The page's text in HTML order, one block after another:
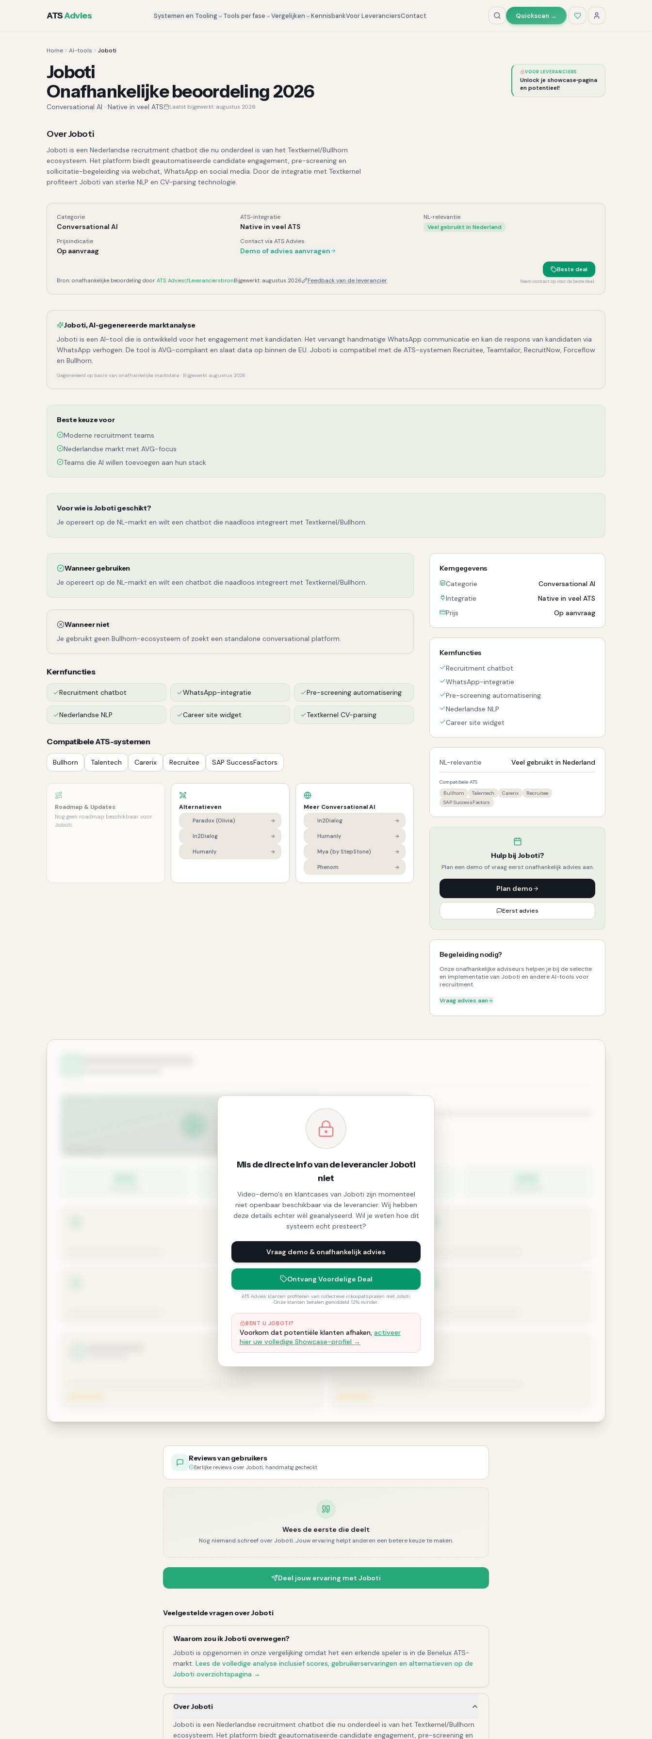
ATSAdvies Systemen en Tooling Tools per fase Vergelijken KennisbankVoor LeveranciersContact Quickscan →
Home AI-tools Joboti
Joboti
Onafhankelijke beoordeling 2026
Conversational AI · Native in veel ATS Laatst bijgewerkt: augustus 2026
VOOR LEVERANCIERS
Unlock je showcase‑pagina
en potentieel!
OverJoboti
Joboti is een Nederlandse recruitment chatbot die nu onderdeel is van het Textkernel/Bullhorn
ecosysteem. Het platform biedt geautomatiseerde candidate engagement, pre-screening en
sollicitatie-begeleiding via webchat, WhatsApp en social media. Door de integratie met Textkernel
profiteert Joboti van sterke NLP en CV-parsing technologie.
Joboti, Kerngegevens
Categorie
Conversational AI
ATS-integratie
Native in veel ATS
NL-relevantie
Veel gebruikt in Nederland
Prijsindicatie
Op aanvraag
Contact via ATS Advies
Demo of advies aanvragen
Bron: onafhankelijke beoordeling door ATS Advies LeveranciersbronBijgewerkt: augustus 2026 Feedback van de leverancier
Beste deal
Neem contact op voor de beste deal.
Joboti,AI-gegenereerde marktanalyse
Joboti is een AI-tool die is ontwikkeld voor het engagement met kandidaten. Het vervangt handmatige WhatsApp communicatie en kan de respons van kandidaten via
WhatsApp verhogen. De tool is AVG-compliant en slaat data op binnen de EU. Joboti is compatibel met de ATS-systemen Recruitee, Teamtailor, RecruitNow, Forceflow
en Bullhorn.
Gegenereerd op basis van onafhankelijke marktdata · Bijgewerkt augustus 2026
Beste keuze voor
Moderne recruitment teams
Nederlandse markt met AVG-focus
Teams die AI willen toevoegen aan hun stack
Voor wie isJobotigeschikt?
Je opereert op de NL-markt en wilt een chatbot die naadloos integreert met Textkernel/Bullhorn.
Wanneer gebruiken
Je opereert op de NL-markt en wilt een chatbot die naadloos integreert met Textkernel/Bullhorn.
Wanneer niet
Je gebruikt geen Bullhorn-ecosysteem of zoekt een standalone conversational platform.
Kernfuncties
Recruitment chatbot WhatsApp-integratie Pre-screening automatisering
Nederlandse NLP Career site widget Textkernel CV-parsing
Compatibele ATS-systemen
Bullhorn Talentech Carerix Recruitee SAP SuccessFactors
Roadmap & Updates
Nog geen roadmap beschikbaar voor
Joboti.
Alternatieven
Paradox (Olivia)
In2Dialog
Humanly
Meer Conversational AI
In2Dialog
Humanly
Mya (by StepStone)
Phenom
Kerngegevens
Categorie
Conversational AI
Integratie
Native in veel ATS
Prijs
Op aanvraag
Kernfuncties
Recruitment chatbot
WhatsApp-integratie
Pre-screening automatisering
Nederlandse NLP
Career site widget
NL-relevantie Veel gebruikt in Nederland
Compatibele ATS
Bullhorn
Talentech Carerix
Recruitee
SAP SuccessFactors
Hulp bij Joboti?
Plan een demo of vraag eerst onafhankelijk advies aan.
Plan demo
Eerst advies
Begeleiding nodig?
Onze onafhankelijke adviseurs helpen je bij de selectie
en implementatie van Joboti en andere AI-tools voor
recruitment.
Vraag advies aan
Mis de directe info van de leverancier Joboti
niet
Video-demo's en klantcases van Joboti zijn momenteel
niet openbaar beschikbaar via de leverancier. Wij hebben
deze details echter wél geanalyseerd. Wil je weten hoe dit
systeem echt presteert?
Vraag demo & onafhankelijk advies
Ontvang Voordelige Deal
ATS Advies klanten profiteren van collectieve inkoopafspraken met Joboti.
Onze klanten betalen gemiddeld 12% minder.
BENT U JOBOTI?
Voorkom dat potentiële klanten afhaken, activeer
hier uw volledige Showcase-profiel →
Reviews van gebruikers
Eerlijke reviews over Joboti, handmatig gecheckt
Wees de eerste die deelt
Nog niemand schreef over Joboti. Jouw ervaring helpt anderen een betere keuze te maken.
Deel jouw ervaring met Joboti
Veelgestelde vragen overJoboti
Waarom zou ikJoboti overwegen?
Joboti is opgenomen in onze vergelijking omdat het een erkende speler is in de Benelux ATS-
markt. Lees de volledige analyse inclusief scores, gebruikerservaringen en alternatieven op de
Joboti overzichtspagina →
Over Joboti
Joboti is een Nederlandse recruitment chatbot die nu onderdeel is van het Textkernel/Bullhorn
ecosysteem. Het platform biedt geautomatiseerde candidate engagement, pre-screening en